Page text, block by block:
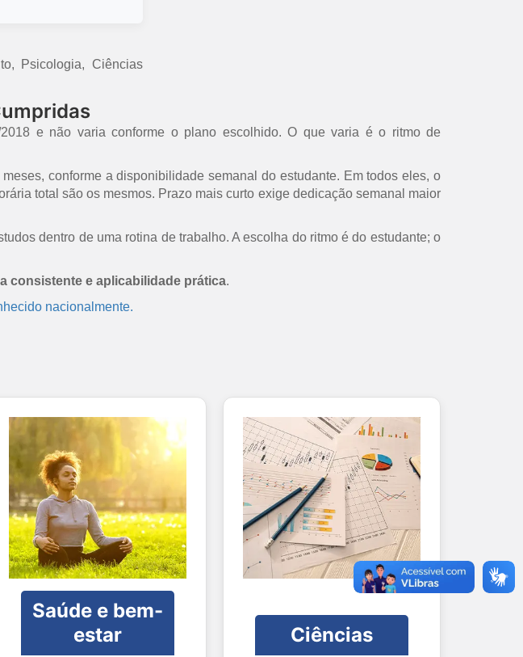
Psicologia, Ciências
e não varia conforme o plano escolhido. O que varia é o ritmo de
conforme a disponibilidade semanal do estudante. Em todos eles, o
total são os mesmos. Prazo mais curto exige dedicação semanal maior
dentro de uma rotina de trabalho. A escolha do ritmo é do estudante; o
consistente e aplicabilidade prática.
nacionalmente.
Saúde e bem-
estar
Ciências